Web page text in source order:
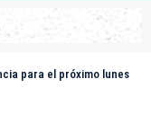
para el próximo lunes